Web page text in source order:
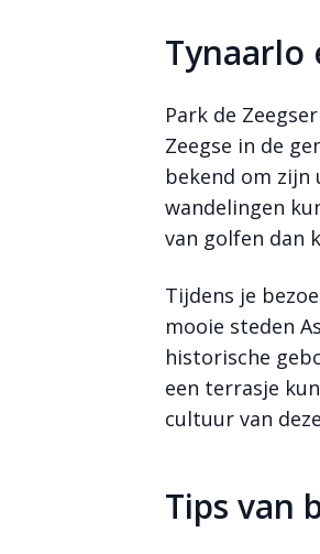
Tynaarlo
Park de
Zeegse in de
bekend om
wandelingen
van golfen dan
Tijdens je
mooie steden
historische
een terrasje
cultuur van
Tips van